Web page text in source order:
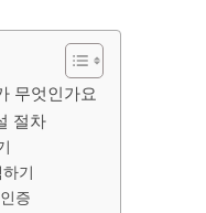
무엇인가요
절차
기
증